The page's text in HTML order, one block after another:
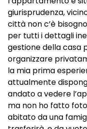
giurisprudenza,
città non c’è
per tutti i dettagli
gestione della casa
organizzare
la mia prima
attualmente
andato a vedere
ma non ho fatto
abitato da una